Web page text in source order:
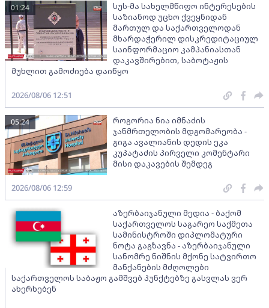
სუს-მა სახელმწიფო ინტერესების
საზიანოდ უცხო ქვეყნიდან
მართულ და საქართველოდან
მხარდაჭერილ დისკრედიტაციულ
საინფორმაციო კამპანიასთან
დაკავშირებით, საბოტაჟის
მუხლით გამოძიება დაიწყო
01:24
2026/08/06 12:51
როგორია ნია იმნაძის
ჯანმრთელობის მდგომარეობა -
გიგა ავალიანის დედის ეკა
კუპატაძის პირველი კომენტარი
მისი დაკავების შემდეგ
05:24
2026/08/06 12:59
აზერბაიჯანული მედია - ბაქომ
საქართველოს საგარეო საქმეთა
სამინისტროში დიპლომატური
ნოტა გაგზავნა - აზერბაიჯანული
სანომრე ნიშნის მქონე სატვირთო
მანქანების მძღოლები
საქართველოს საბაჟო გამშვებ პუნქტებზე გასვლას ვერ
ახერხებენ